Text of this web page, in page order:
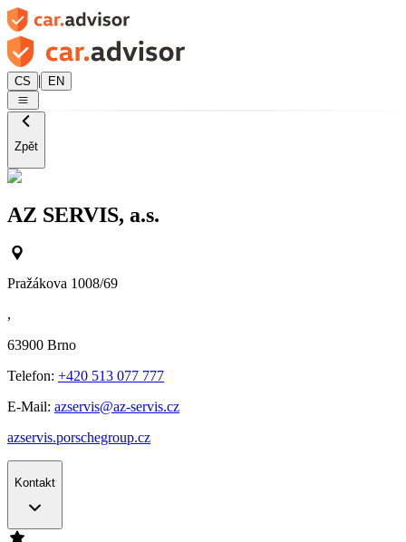
CS | EN
Zpět
AZ SERVIS, a.s.
Pražákova 1008/69
,
63900 Brno
Telefon: +420 513 077 777
E-Mail: azservis@az-servis.cz
azservis.porschegroup.cz
Kontakt